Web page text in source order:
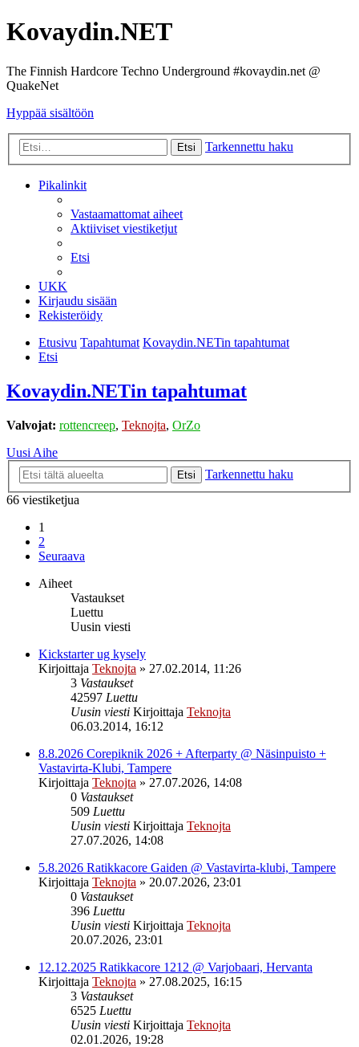
Kovaydin.NET
The Finnish Hardcore Techno Underground #kovaydin.net @
QuakeNet
Hyppää sisältöön
Etsi Tarkennettu haku
Pikalinkit
Vastaamattomat aiheet
Aktiiviset viestiketjut
Etsi
UKK
Kirjaudu sisään
Rekisteröidy
Etusivu Tapahtumat Kovaydin.NETin tapahtumat
Etsi
Kovaydin.NETin tapahtumat
Valvojat: rottencreep, Teknojta, OrZo
Uusi Aihe
Etsi
Tarkennettu haku
66 viestiketjua
1
2
Seuraava
Aiheet
Vastaukset
Luettu
Uusin viesti
Kickstarter ug kysely
Kirjoittaja Teknojta » 27.02.2014, 11:26
3 Vastaukset
42597 Luettu
Uusin viesti Kirjoittaja Teknojta
06.03.2014, 16:12
8.8.2026 Corepiknik 2026 + Afterparty @ Näsinpuisto +
Vastavirta-Klubi, Tampere
Kirjoittaja Teknojta » 27.07.2026, 14:08
0 Vastaukset
509 Luettu
Uusin viesti Kirjoittaja Teknojta
27.07.2026, 14:08
5.8.2026 Ratikkacore Gaiden @ Vastavirta-klubi, Tampere
Kirjoittaja Teknojta » 20.07.2026, 23:01
0 Vastaukset
396 Luettu
Uusin viesti Kirjoittaja Teknojta
20.07.2026, 23:01
12.12.2025 Ratikkacore 1212 @ Varjobaari, Hervanta
Kirjoittaja Teknojta » 27.08.2025, 16:15
3 Vastaukset
6525 Luettu
Uusin viesti Kirjoittaja Teknojta
02.01.2026, 19:28